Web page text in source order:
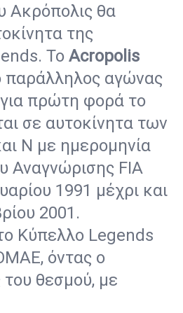
Ακρόπολις θα
της
Το Acropolis
παράλληλος αγώνας
πρώτη φορά το
σε αυτοκίνητα των
Ν με ημερομηνία
Αναγνώρισης FIA
1991 μέχρι και
2001.
Κύπελλο Legends
όντας ο
θεσμού, με